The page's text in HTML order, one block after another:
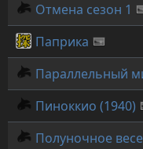
Отмена сезон 1
Паприка
Параллельный
Пиноккио (1940)
Полуночное